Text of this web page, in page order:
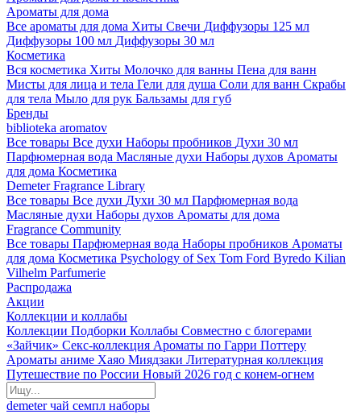
Ароматы для дома
Все ароматы для дома Хиты Свечи Диффузоры 125 мл
Диффузоры 100 мл Диффузоры 30 мл
Косметика
Вся косметика Хиты Молочко для ванны Пена для ванн
Мисты для лица и тела Гели для душа Соли для ванн Скрабы
для тела Мыло для рук Бальзамы для губ
Бренды
biblioteka aromatov
Все товары Все духи Наборы пробников Духи 30 мл
Парфюмерная вода Масляные духи Наборы духов Ароматы
для дома Косметика
Demeter Fragrance Library
Все товары Все духи Духи 30 мл Парфюмерная вода
Масляные духи Наборы духов Ароматы для дома
Fragrance Community
Все товары Парфюмерная вода Наборы пробников Ароматы
для дома Косметика Psychology of Sex Tom Ford Byredo Kilian
Vilhelm Parfumerie
Распродажа
Акции
Коллекции и коллабы
Коллекции Подборки Коллабы Совместно с блогерами
«Зайчик» Секс-коллекция Ароматы по Гарри Поттеру
Ароматы аниме Хаяо Миядзаки Литературная коллекция
Путешествие по России Новый 2026 год с конем-огнем
demeterчай семпл наборы